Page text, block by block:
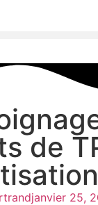
de
janvier 25,